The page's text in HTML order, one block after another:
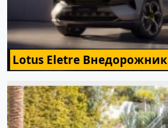
Lotus Eletre Внедорожник